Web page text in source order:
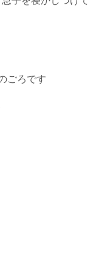
ごろです